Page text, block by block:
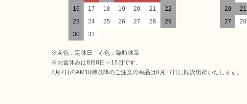
16
17 18 19 20 21
22
23
24 25 26 27 28
29
30
31
20
21
27
28
※灰色：定休日 赤色：臨時休業
※お盆休みは8月8日～16日です。
8月7日のAM10時以降のご注文の商品は8月17日に順次出荷いたします。